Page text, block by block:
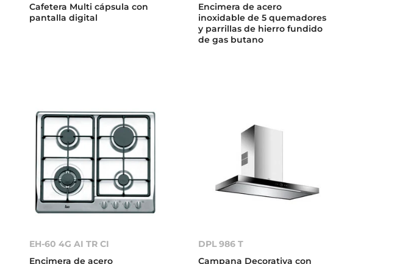
Cafetera Multi cápsula con
pantalla digital
Encimera de acero
inoxidable de 5 quemadores
y parrillas de hierro fundido
de gas butano
EH-60 4G AI TR CI
Encimera de acero
DPL 986 T
Campana Decorativa con